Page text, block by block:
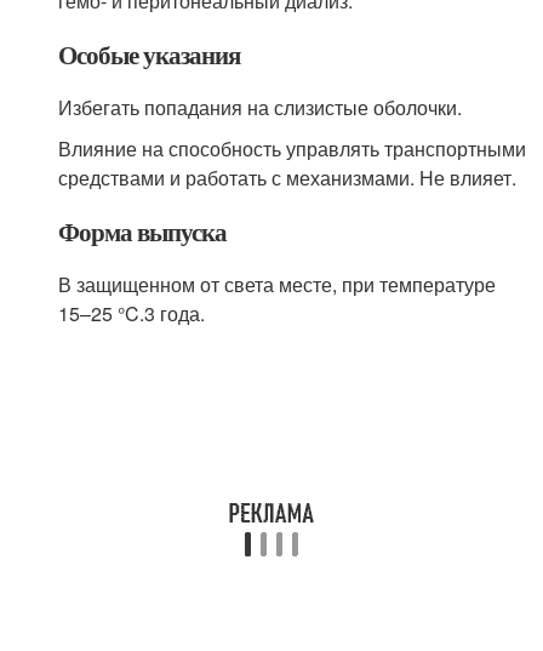
Особые указания
Избегать попадания на слизистые оболочки.
Влияние на способность управлять транспортными
средствами и работать с механизмами. Не влияет.
Форма выпуска
В защищенном от света месте, при температуре
15–25 °C.3 года.